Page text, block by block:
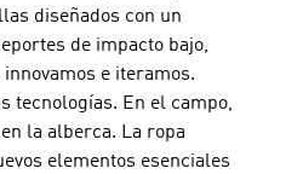
diseñados con un
de impacto bajo,
e iteramos.
tecnologías. En el campo,
la alberca. La ropa
elementos esenciales